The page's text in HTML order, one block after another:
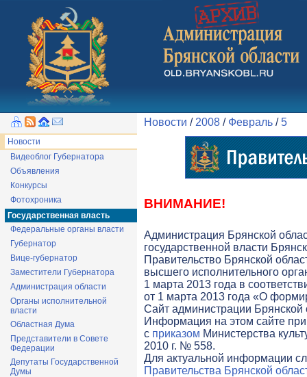
Новости
Видеоблог Губернатора
Объявления
Конкурсы
Фотохроника
Государственная власть
Федеральные органы власти
Губернатор
Вице-губернатор
Заместители Губернатора
Администрация области
Органы исполнительной
власти
Областная Дума
Представители в Совете
Федерации
Депутаты Государственной
Думы
Новости / 2008 / Февраль /5
ВНИМАНИЕ!
Администрация Брянской
государственной власти
Правительство Брянской
высшего исполнительного
1 марта 2013 года в
от 1 марта 2013 года «О
Cайт администрации Брянской
Информация на этом сайте
с приказом Министерства
2010 г. № 558.
Для актуальной информации
Правительства Брянской